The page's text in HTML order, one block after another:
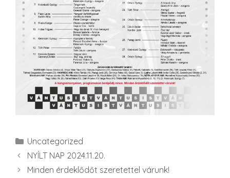
Kategória
Uncategorized
NYÍLT NAP 2024.11.20.
Minden érdeklődőt szeretettel várunk!